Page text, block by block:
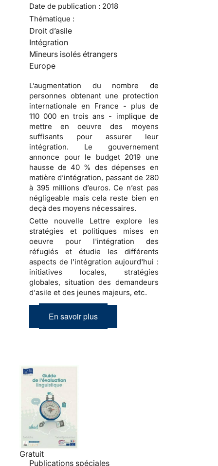
Date de publication : 2018
Thématique :
Droit d’asile
Intégration
Mineurs isolés étrangers
Europe
L’augmentation du nombre de
personnes obtenant une protection
internationale en France - plus de
110 000 en trois ans - implique de
mettre en oeuvre des moyens
suffisants pour assurer leur
intégration. Le gouvernement
annonce pour le budget 2019 une
hausse de 40 % des dépenses en
matière d’intégration, passant de 280
à 395 millions d’euros. Ce n’est pas
négligeable mais cela reste bien en
deçà des moyens nécessaires.
Cette nouvelle Lettre explore les
stratégies et politiques mises en
oeuvre pour l'intégration des
réfugiés et étudie les différents
aspects de l'intégration aujourd'hui :
initiatives locales, stratégies
globales, situation des demandeurs
d'asile et des jeunes majeurs, etc.
En savoir plus
Gratuit
Publications spéciales